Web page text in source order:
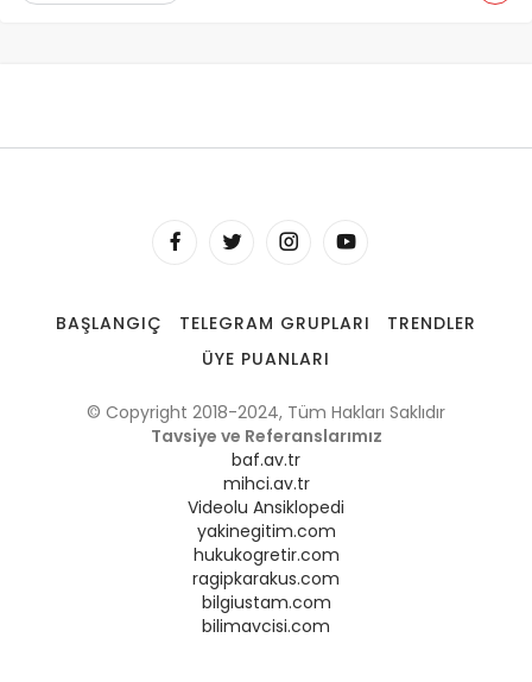
BAŞLANGIÇ TELEGRAM GRUPLARI
TRENDLER
ÜYE PUANLARI
© Copyright 2018-2024, Tüm Hakları Saklıdır
Tavsiye ve Referanslarımız
baf.av.tr
mihci.av.tr
Videolu Ansiklopedi
yakinegitim.com
hukukogretir.com
ragipkarakus.com
bilgiustam.com
bilimavcisi.com